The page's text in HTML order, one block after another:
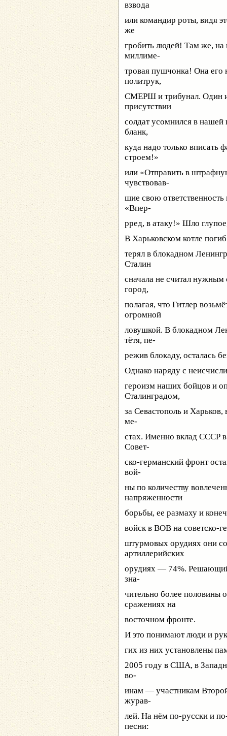
взвода
или командир роты, видя
же
гробить людей! Там же,
миллиме-
тровая пушчонка! Она его
политрук,
СМЕРШ и трибунал. Один
присутствии
солдат усомнился в
бланк,
куда надо только вписать
строем!»
или «Отправить в
чувствовав-
шие свою
«Впер-
рред, в атаку!» Шло
В Харьковском котле
терял в блокадном
Сталин
сначала не считал
город,
полагая, что Гитлер
огромной
ловушкой. В блокадном
тётя, пе-
режив блокаду, осталась
Однако наряду с
героизм наших бойцов и
Сталинградом,
за Севастополь и
ме-
стах. Именно вклад СССР
Совет-
ско-германский фронт
вой-
ны по количеству
напряженности
борьбы, ее размаху и
войск в ВОВ на советско-
штурмовых орудиях они
артиллерийских
орудиях — 74%. Решающий
зна-
чительно более половины
сражениях на
восточном фронте.
И это понимают люди и
гих из них установлены
2005 году в США, в
во-
инам — участникам
журав-
лей. На нём по-русски и
песни: